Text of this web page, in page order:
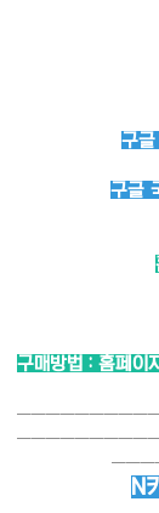
구
구글
구매방법 : 홈페이
N